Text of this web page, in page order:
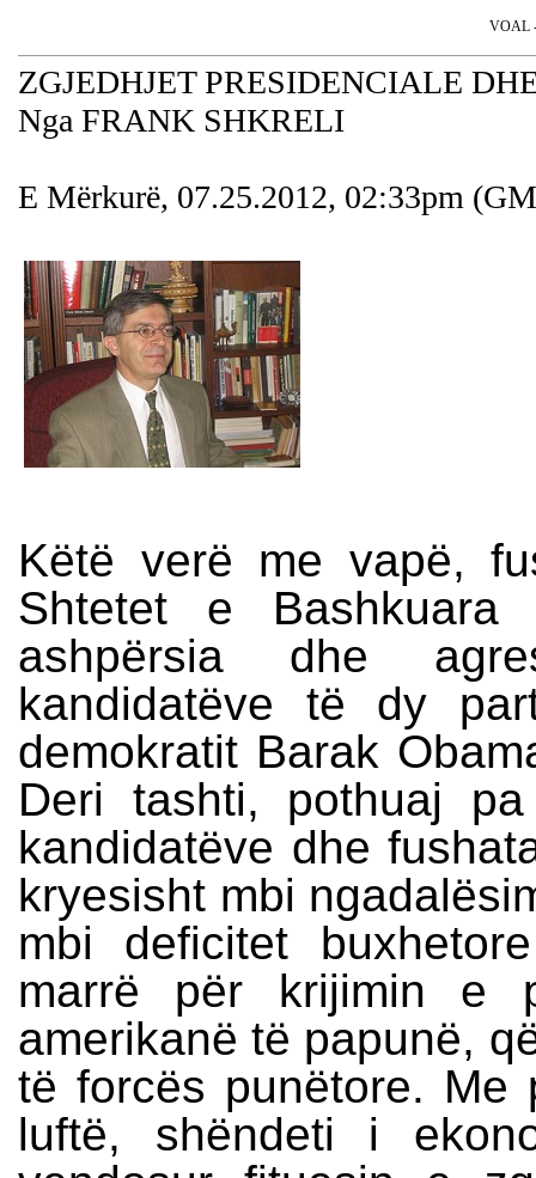
VOAL
ZGJEDHJET PRESIDENCIALE
Nga FRANK SHKRELI
E Mërkurë, 07.25.2012, 02:33pm
Këtë verë me vapë,
Shtetet e
ashpërsia dhe
kandidatëve të dy
demokratit Barak
Deri tashti, pothuaj
kandidatëve dhe
kryesisht mbi
mbi deficitet
marrë për krijimin e
amerikanë të papunë,
të forcës punëtore. Me
luftë, shëndeti i